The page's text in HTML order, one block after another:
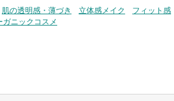
肌の透明感・薄づき 立体感メイク フィット感
ガニックコスメ